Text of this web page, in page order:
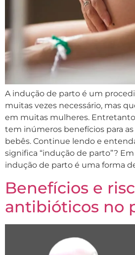
A indução de parto é um
muitas vezes necessário, mas
em muitas mulheres.
tem inúmeros benefícios para
bebês. Continue lendo e
significa “indução de parto”?
indução de parto é uma forma
Benefícios e
antibióticos no